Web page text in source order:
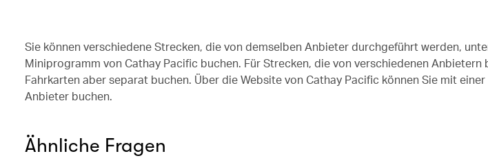
Sie können verschiedene Strecken, die von demselben Anbieter durchgeführt werden,
Miniprogramm von Cathay Pacific buchen. Für Strecken, die von verschiedenen Anbietern
Fahrkarten aber separat buchen. Über die Website von Cathay Pacific können Sie mit
Anbieter buchen.
Ähnliche Fragen